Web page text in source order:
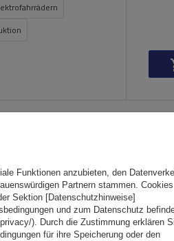
Funktionen anzubieten, den
Partnern stammen. Cookies
Sektion [Datenschutzhinweise]
und zum Datenschutz
). Durch die Zustimmung erklären
für ihre Speicherung oder den